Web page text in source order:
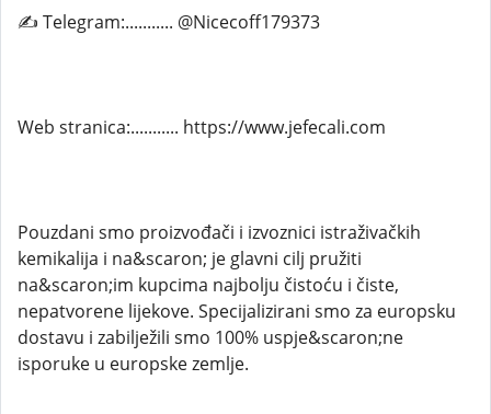
✍ Telegram:........... @Nicecoff179373
Web stranica:........... https://www.jefecali.com
Pouzdani smo proizvođači i izvoznici istraživačkih
kemikalija i na&scaron; je glavni cilj pružiti
na&scaron;im kupcima najbolju čistoću i čiste,
nepatvorene lijekove. Specijalizirani smo za europsku
dostavu i zabilježili smo 100% uspje&scaron;ne
isporuke u europske zemlje.